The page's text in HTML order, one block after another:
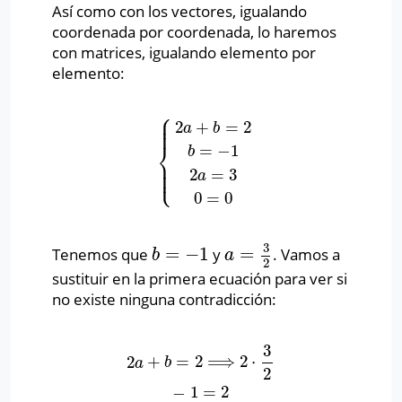
Así como con los vectores, igualando
coordenada por coordenada, lo haremos
con matrices, igualando elemento por
elemento:
⎧
⎩
⎨
⎪
⎪
⎪
⎪
⎪⎪
2a + b = 2
b = −1
2a = 3
0 = 0
{2
Tenemos que b = −1
b =− 1 ya =
3
2
a=32
. Vamos a
sustituir en la primera ecuación para ver si
no existe ninguna contradicción:
2a + b = 2 ⟹ 2 ⋅
3
2
− 1 = 2
2 a+ b= 2⟹ 2⋅32−1 = 2